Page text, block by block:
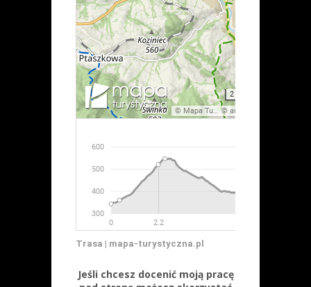
Trasa | mapa-turystyczna.pl
Jeśli chcesz docenić moją pracę